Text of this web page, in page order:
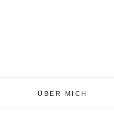
ÜBER MICH